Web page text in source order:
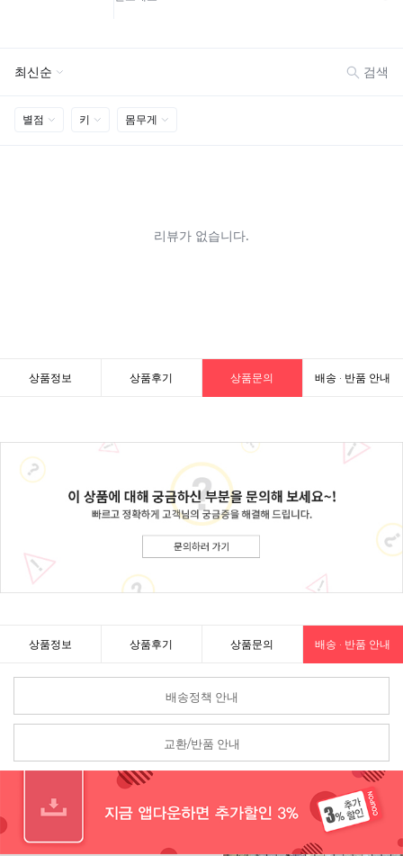
상품정보 상품후기 상품문의 배송 · 반품 안내
상품정보 상품후기 상품문의 배송 · 반품 안내
배송정책 안내
교환/반품 안내